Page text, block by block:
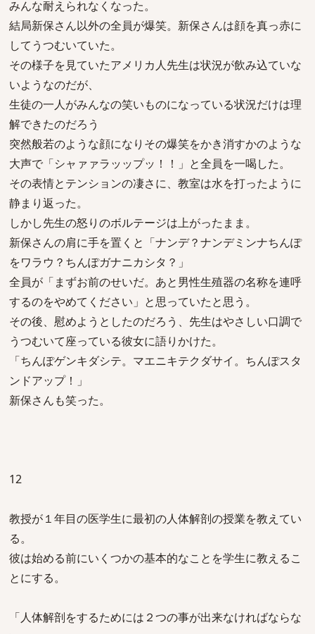
みんな耐えられなくなった。
結局新保さん以外の全員が爆笑。新保さんは顔を真っ赤に
してうつむいていた。
その様子を見ていたアメリカ人先生は状況が飲み込ていな
いようなのだが、
生徒の一人がみんなの笑いものになっている状況だけは理
解できたのだろう
突然般若のような顔になりその爆笑をかき消すかのような
大声で「シャァァラッップッ！！」と全員を一喝した。
その表情とテンションの凄さに、教室は水を打ったように
静まり返った。
しかし先生の怒りのボルテージは上がったまま。
新保さんの肩に手を置くと「ナンデ？ナンデミンナちんぽ
をワラウ？ちんぽガナニカシタ？」
全員が「まずお前のせいだ。あと男性生殖器の名称を連呼
するのをやめてください」と思っていたと思う。
その後、慰めようとしたのだろう、先生はやさしい口調で
うつむいて座っている彼女に語りかけた。
「ちんぽゲンキダシテ。マエニキテクダサイ。ちんぽスタ
ンドアップ！」
新保さんも笑った。
12
教授が１年目の医学生に最初の人体解剖の授業を教えてい
る。
彼は始める前にいくつかの基本的なことを学生に教えるこ
とにする。
「人体解剖をするためには２つの事が出来なければならな